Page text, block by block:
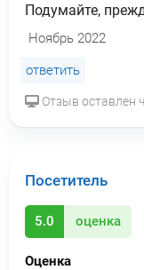
Подумайте,
Ноябрь 2022
ответить
Отзыв оставлен
Посетитель
5.0 оценка
Оценка